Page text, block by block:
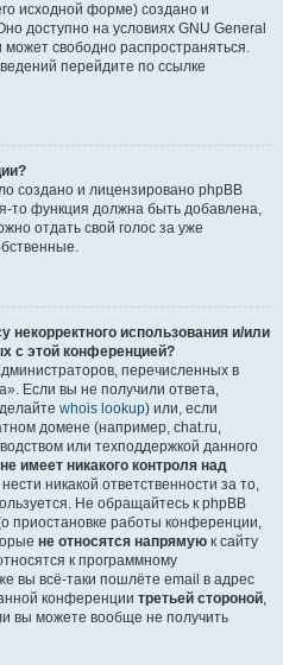
исходной форме) создано и
доступно на условиях GNU General
свободно распространяться.
перейдите по ссылке
создано и лицензировано phpBB
то функция должна быть добавлена,
отдать свой голос за уже
некорректного использования и/или
с этой конференцией?
перечисленных в
Если вы не получили ответа,
whois lookup) или, если
домене (например, chat.ru,
или техподдержкой данного
не имеет никакого контроля над
никакой ответственности за то,
Не обращайтесь к phpBB
приостановке работы конференции,
не относятся напрямую к сайту
к программному
вы всё-таки пошлёте email в адрес
конференции третьей стороной,
вы можете вообще не получить